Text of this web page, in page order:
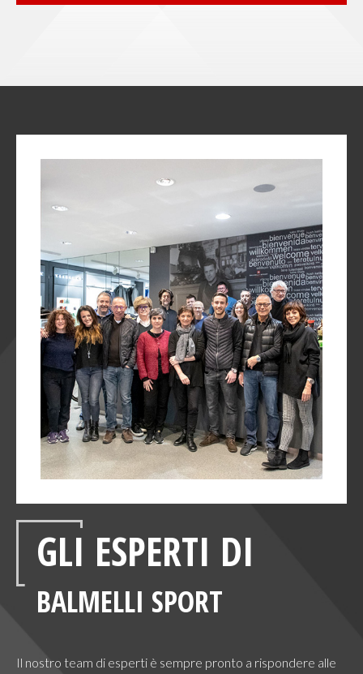
GLI ESPERTI DI
BALMELLI SPORT
Il nostro team di esperti è sempre pronto a rispondere alle